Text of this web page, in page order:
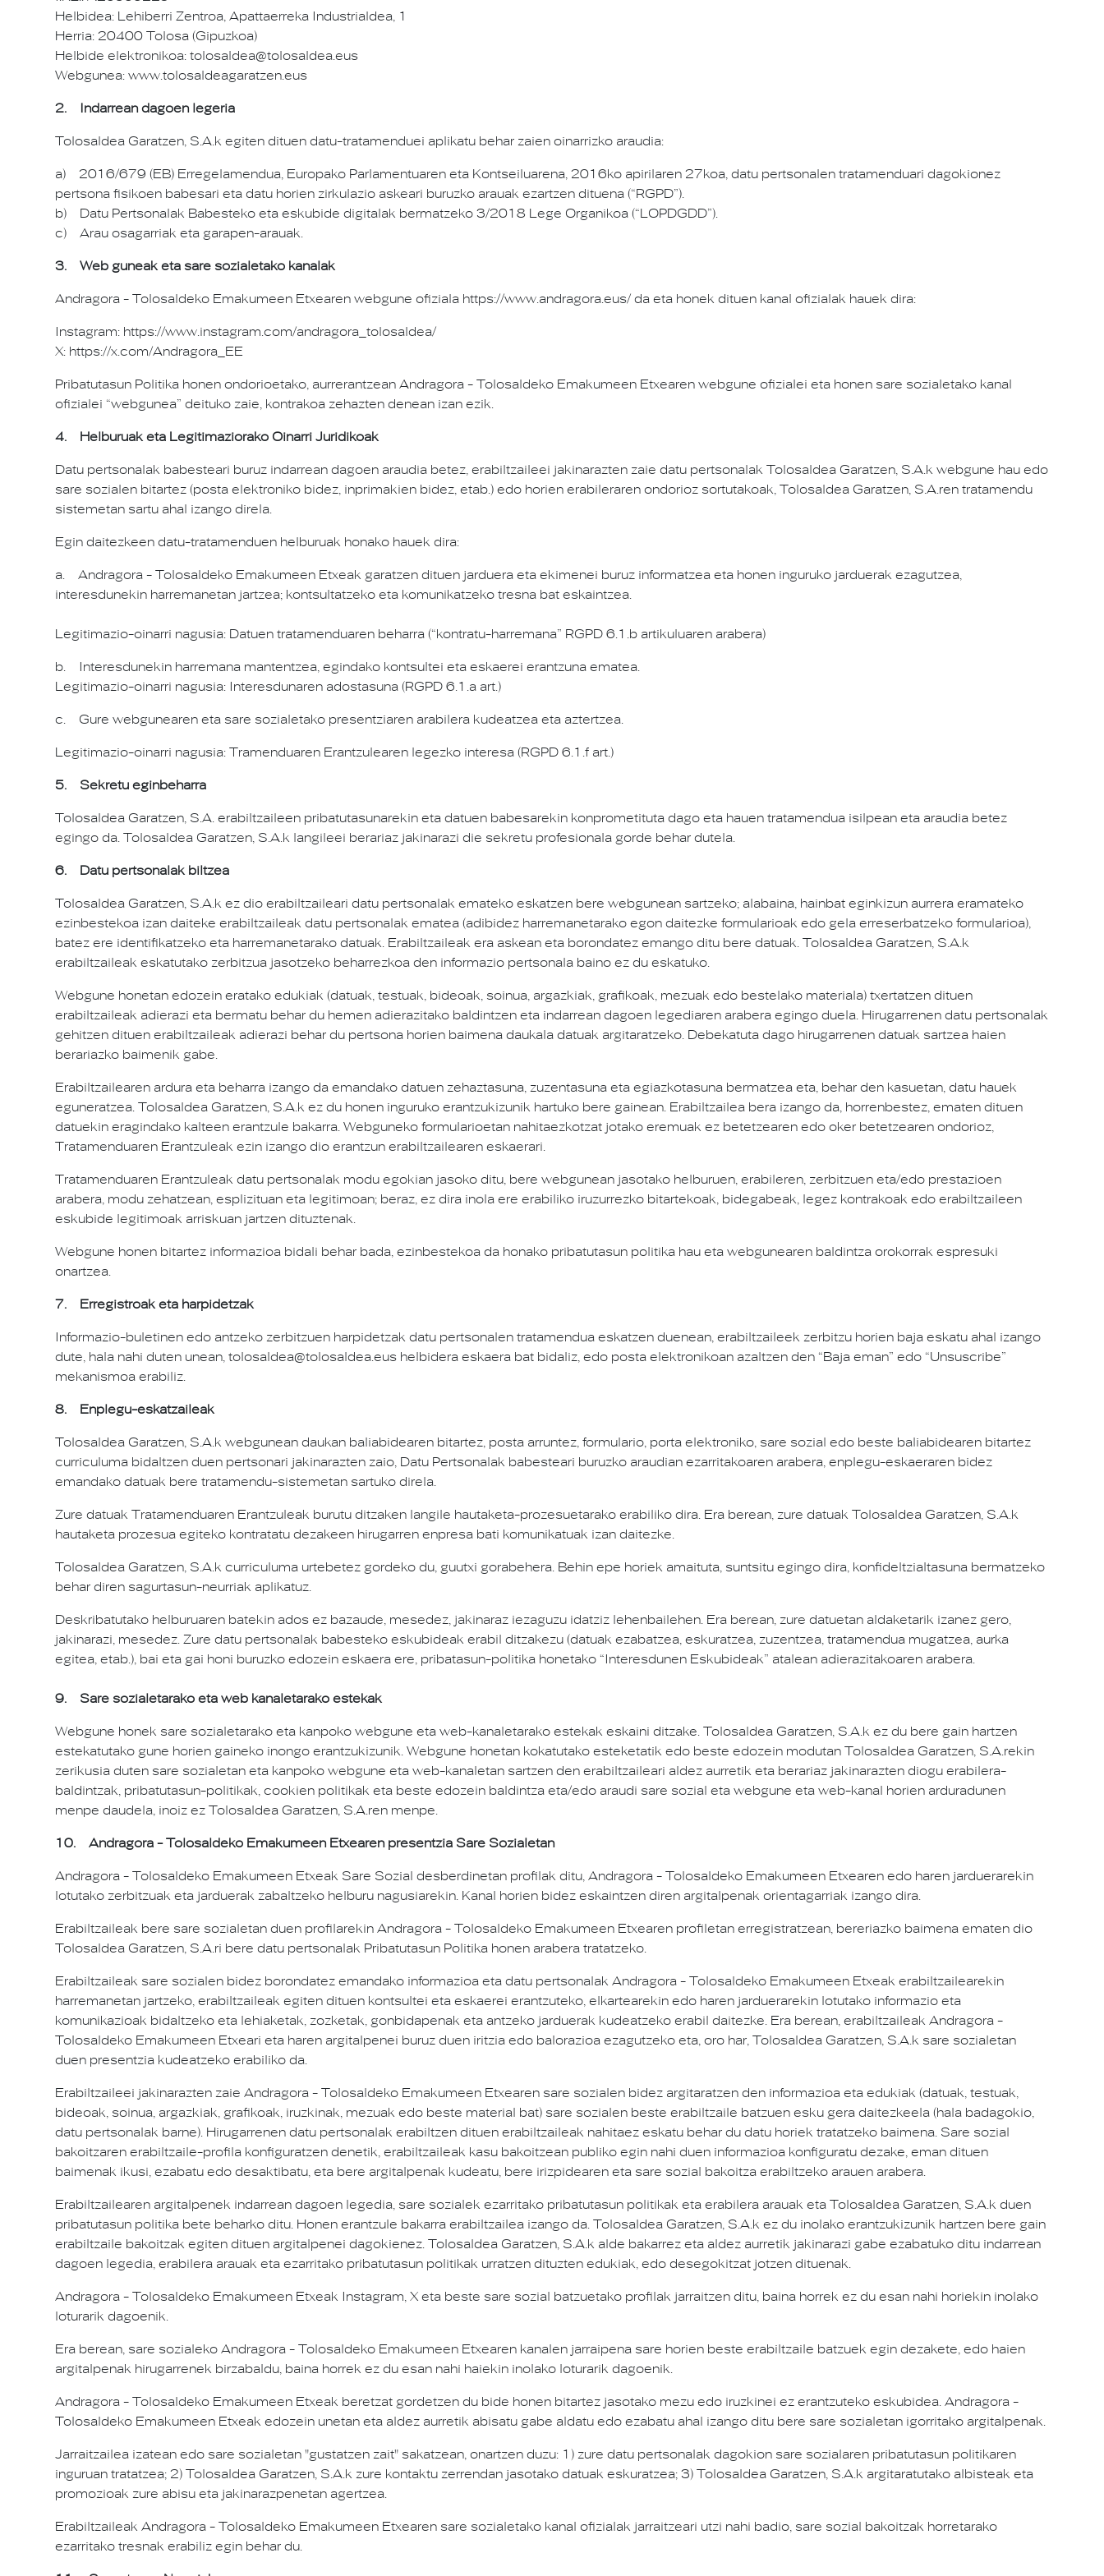
Helbidea: Lehiberri Zentroa, Apattaerreka Industrialdea, 1
Herria: 20400 Tolosa (Gipuzkoa)
Helbide elektronikoa: tolosaldea@tolosaldea.eus
Webgunea: www.tolosaldeagaratzen.eus
2. Indarrean dagoen legeria
Tolosaldea Garatzen, S.A.k egiten dituen datu-tratamenduei aplikatu behar zaien oinarrizko araudia:
a) 2016/679 (EB) Erregelamendua, Europako Parlamentuaren eta Kontseiluarena, 2016ko apirilaren 27koa, datu pertsonalen tratamenduari dagokionez
pertsona fisikoen babesari eta datu horien zirkulazio askeari buruzko arauak ezartzen dituena (“RGPD”).
b) Datu Pertsonalak Babesteko eta eskubide digitalak bermatzeko 3/2018 Lege Organikoa (“LOPDGDD”).
c) Arau osagarriak eta garapen-arauak.
3. Web guneak eta sare sozialetako kanalak
Andragora - Tolosaldeko Emakumeen Etxearen webgune ofiziala https://www.andragora.eus/ da eta honek dituen kanal ofizialak hauek dira:
Instagram: https://www.instagram.com/andragora_tolosaldea/
X: https://x.com/Andragora_EE
Pribatutasun Politika honen ondorioetako, aurrerantzean Andragora - Tolosaldeko Emakumeen Etxearen webgune ofizialei eta honen sare sozialetako kanal
ofizialei “webgunea” deituko zaie, kontrakoa zehazten denean izan ezik.
4. Helburuak eta Legitimaziorako Oinarri Juridikoak
Datu pertsonalak babesteari buruz indarrean dagoen araudia betez, erabiltzaileei jakinarazten zaie datu pertsonalak Tolosaldea Garatzen, S.A.k webgune hau edo
sare sozialen bitartez (posta elektroniko bidez, inprimakien bidez, etab.) edo horien erabileraren ondorioz sortutakoak, Tolosaldea Garatzen, S.A.ren tratamendu
sistemetan sartu ahal izango direla.
Egin daitezkeen datu-tratamenduen helburuak honako hauek dira:
a. Andragora - Tolosaldeko Emakumeen Etxeak garatzen dituen jarduera eta ekimenei buruz informatzea eta honen inguruko jarduerak ezagutzea,
interesdunekin harremanetan jartzea; kontsultatzeko eta komunikatzeko tresna bat eskaintzea.
Legitimazio-oinarri nagusia: Datuen tratamenduaren beharra (“kontratu-harremana” RGPD 6.1.b artikuluaren arabera)
b. Interesdunekin harremana mantentzea, egindako kontsultei eta eskaerei erantzuna ematea.
Legitimazio-oinarri nagusia: Interesdunaren adostasuna (RGPD 6.1.a art.)
c. Gure webgunearen eta sare sozialetako presentziaren arabilera kudeatzea eta aztertzea.
Legitimazio-oinarri nagusia: Tramenduaren Erantzulearen legezko interesa (RGPD 6.1.f art.)
5. Sekretu eginbeharra
Tolosaldea Garatzen, S.A. erabiltzaileen pribatutasunarekin eta datuen babesarekin konprometituta dago eta hauen tratamendua isilpean eta araudia betez
egingo da. Tolosaldea Garatzen, S.A.k langileei berariaz jakinarazi die sekretu profesionala gorde behar dutela.
6. Datu pertsonalak biltzea
Tolosaldea Garatzen, S.A.k ez dio erabiltzaileari datu pertsonalak emateko eskatzen bere webgunean sartzeko; alabaina, hainbat eginkizun aurrera eramateko
ezinbestekoa izan daiteke erabiltzaileak datu pertsonalak ematea (adibidez harremanetarako egon daitezke formularioak edo gela erreserbatzeko formularioa),
batez ere identifikatzeko eta harremanetarako datuak. Erabiltzaileak era askean eta borondatez emango ditu bere datuak. Tolosaldea Garatzen, S.A.k
erabiltzaileak eskatutako zerbitzua jasotzeko beharrezkoa den informazio pertsonala baino ez du eskatuko.
Webgune honetan edozein eratako edukiak (datuak, testuak, bideoak, soinua, argazkiak, grafikoak, mezuak edo bestelako materiala) txertatzen dituen
erabiltzaileak adierazi eta bermatu behar du hemen adierazitako baldintzen eta indarrean dagoen legediaren arabera egingo duela. Hirugarrenen datu pertsonalak
gehitzen dituen erabiltzaileak adierazi behar du pertsona horien baimena daukala datuak argitaratzeko. Debekatuta dago hirugarrenen datuak sartzea haien
berariazko baimenik gabe.
Erabiltzailearen ardura eta beharra izango da emandako datuen zehaztasuna, zuzentasuna eta egiazkotasuna bermatzea eta, behar den kasuetan, datu hauek
eguneratzea. Tolosaldea Garatzen, S.A.k ez du honen inguruko erantzukizunik hartuko bere gainean. Erabiltzailea bera izango da, horrenbestez, ematen dituen
datuekin eragindako kalteen erantzule bakarra. Webguneko formularioetan nahitaezkotzat jotako eremuak ez betetzearen edo oker betetzearen ondorioz,
Tratamenduaren Erantzuleak ezin izango dio erantzun erabiltzailearen eskaerari.
Tratamenduaren Erantzuleak datu pertsonalak modu egokian jasoko ditu, bere webgunean jasotako helburuen, erabileren, zerbitzuen eta/edo prestazioen
arabera, modu zehatzean, esplizituan eta legitimoan; beraz, ez dira inola ere erabiliko iruzurrezko bitartekoak, bidegabeak, legez kontrakoak edo erabiltzaileen
eskubide legitimoak arriskuan jartzen dituztenak.
Webgune honen bitartez informazioa bidali behar bada, ezinbestekoa da honako pribatutasun politika hau eta webgunearen baldintza orokorrak espresuki
onartzea.
7. Erregistroak eta harpidetzak
Informazio-buletinen edo antzeko zerbitzuen harpidetzak datu pertsonalen tratamendua eskatzen duenean, erabiltzaileek zerbitzu horien baja eskatu ahal izango
dute, hala nahi duten unean, tolosaldea@tolosaldea.eus helbidera eskaera bat bidaliz, edo posta elektronikoan azaltzen den “Baja eman” edo “Unsuscribe”
mekanismoa erabiliz.
8. Enplegu-eskatzaileak
Tolosaldea Garatzen, S.A.k webgunean daukan baliabidearen bitartez, posta arruntez, formulario, porta elektroniko, sare sozial edo beste baliabidearen bitartez
curriculuma bidaltzen duen pertsonari jakinarazten zaio, Datu Pertsonalak babesteari buruzko araudian ezarritakoaren arabera, enplegu-eskaeraren bidez
emandako datuak bere tratamendu-sistemetan sartuko direla.
Zure datuak Tratamenduaren Erantzuleak burutu ditzaken langile hautaketa-prozesuetarako erabiliko dira. Era berean, zure datuak Tolosaldea Garatzen, S.A.k
hautaketa prozesua egiteko kontratatu dezakeen hirugarren enpresa bati komunikatuak izan daitezke.
Tolosaldea Garatzen, S.A.k curriculuma urtebetez gordeko du, guutxi gorabehera. Behin epe horiek amaituta, suntsitu egingo dira, konfideltzialtasuna bermatzeko
behar diren sagurtasun-neurriak aplikatuz.
Deskribatutako helburuaren batekin ados ez bazaude, mesedez, jakinaraz iezaguzu idatziz lehenbailehen. Era berean, zure datuetan aldaketarik izanez gero,
jakinarazi, mesedez. Zure datu pertsonalak babesteko eskubideak erabil ditzakezu (datuak ezabatzea, eskuratzea, zuzentzea, tratamendua mugatzea, aurka
egitea, etab.), bai eta gai honi buruzko edozein eskaera ere, pribatasun-politika honetako “Interesdunen Eskubideak” atalean adierazitakoaren arabera.
9. Sare sozialetarako eta web kanaletarako estekak
Webgune honek sare sozialetarako eta kanpoko webgune eta web-kanaletarako estekak eskaini ditzake. Tolosaldea Garatzen, S.A.k ez du bere gain hartzen
estekatutako gune horien gaineko inongo erantzukizunik. Webgune honetan kokatutako esteketatik edo beste edozein modutan Tolosaldea Garatzen, S.A.rekin
zerikusia duten sare sozialetan eta kanpoko webgune eta web-kanaletan sartzen den erabiltzaileari aldez aurretik eta berariaz jakinarazten diogu erabilera-
baldintzak, pribatutasun-politikak, cookien politikak eta beste edozein baldintza eta/edo araudi sare sozial eta webgune eta web-kanal horien arduradunen
menpe daudela, inoiz ez Tolosaldea Garatzen, S.A.ren menpe.
10. Andragora - Tolosaldeko Emakumeen Etxearen presentzia Sare Sozialetan
Andragora - Tolosaldeko Emakumeen Etxeak Sare Sozial desberdinetan profilak ditu, Andragora - Tolosaldeko Emakumeen Etxearen edo haren jarduerarekin
lotutako zerbitzuak eta jarduerak zabaltzeko helburu nagusiarekin. Kanal horien bidez eskaintzen diren argitalpenak orientagarriak izango dira.
Erabiltzaileak bere sare sozialetan duen profilarekin Andragora - Tolosaldeko Emakumeen Etxearen profiletan erregistratzean, bereriazko baimena ematen dio
Tolosaldea Garatzen, S.A.ri bere datu pertsonalak Pribatutasun Politika honen arabera tratatzeko.
Erabiltzaileak sare sozialen bidez borondatez emandako informazioa eta datu pertsonalak Andragora - Tolosaldeko Emakumeen Etxeak erabiltzailearekin
harremanetan jartzeko, erabiltzaileak egiten dituen kontsultei eta eskaerei erantzuteko, elkartearekin edo haren jarduerarekin lotutako informazio eta
komunikazioak bidaltzeko eta lehiaketak, zozketak, gonbidapenak eta antzeko jarduerak kudeatzeko erabil daitezke. Era berean, erabiltzaileak Andragora -
Tolosaldeko Emakumeen Etxeari eta haren argitalpenei buruz duen iritzia edo balorazioa ezagutzeko eta, oro har, Tolosaldea Garatzen, S.A.k sare sozialetan
duen presentzia kudeatzeko erabiliko da.
Erabiltzaileei jakinarazten zaie Andragora - Tolosaldeko Emakumeen Etxearen sare sozialen bidez argitaratzen den informazioa eta edukiak (datuak, testuak,
bideoak, soinua, argazkiak, grafikoak, iruzkinak, mezuak edo beste material bat) sare sozialen beste erabiltzaile batzuen esku gera daitezkeela (hala badagokio,
datu pertsonalak barne). Hirugarrenen datu pertsonalak erabiltzen dituen erabiltzaileak nahitaez eskatu behar du datu horiek tratatzeko baimena. Sare sozial
bakoitzaren erabiltzaile-profila konfiguratzen denetik, erabiltzaileak kasu bakoitzean publiko egin nahi duen informazioa konfiguratu dezake, eman dituen
baimenak ikusi, ezabatu edo desaktibatu, eta bere argitalpenak kudeatu, bere irizpidearen eta sare sozial bakoitza erabiltzeko arauen arabera.
Erabiltzailearen argitalpenek indarrean dagoen legedia, sare sozialek ezarritako pribatutasun politikak eta erabilera arauak eta Tolosaldea Garatzen, S.A.k duen
pribatutasun politika bete beharko ditu. Honen erantzule bakarra erabiltzailea izango da. Tolosaldea Garatzen, S.A.k ez du inolako erantzukizunik hartzen bere gain
erabiltzaile bakoitzak egiten dituen argitalpenei dagokienez. Tolosaldea Garatzen, S.A.k alde bakarrez eta aldez aurretik jakinarazi gabe ezabatuko ditu indarrean
dagoen legedia, erabilera arauak eta ezarritako pribatutasun politikak urratzen dituzten edukiak, edo desegokitzat jotzen dituenak.
Andragora - Tolosaldeko Emakumeen Etxeak Instagram, X eta beste sare sozial batzuetako profilak jarraitzen ditu, baina horrek ez du esan nahi horiekin inolako
loturarik dagoenik.
Era berean, sare sozialeko Andragora - Tolosaldeko Emakumeen Etxearen kanalen jarraipena sare horien beste erabiltzaile batzuek egin dezakete, edo haien
argitalpenak hirugarrenek birzabaldu, baina horrek ez du esan nahi haiekin inolako loturarik dagoenik.
Andragora - Tolosaldeko Emakumeen Etxeak beretzat gordetzen du bide honen bitartez jasotako mezu edo iruzkinei ez erantzuteko eskubidea. Andragora -
Tolosaldeko Emakumeen Etxeak edozein unetan eta aldez aurretik abisatu gabe aldatu edo ezabatu ahal izango ditu bere sare sozialetan igorritako argitalpenak.
Jarraitzailea izatean edo sare sozialetan "gustatzen zait" sakatzean, onartzen duzu: 1) zure datu pertsonalak dagokion sare sozialaren pribatutasun politikaren
inguruan tratatzea; 2) Tolosaldea Garatzen, S.A.k zure kontaktu zerrendan jasotako datuak eskuratzea; 3) Tolosaldea Garatzen, S.A.k argitaratutako albisteak eta
promozioak zure abisu eta jakinarazpenetan agertzea.
Erabiltzaileak Andragora - Tolosaldeko Emakumeen Etxearen sare sozialetako kanal ofizialak jarraitzeari utzi nahi badio, sare sozial bakoitzak horretarako
ezarritako tresnak erabiliz egin behar du.